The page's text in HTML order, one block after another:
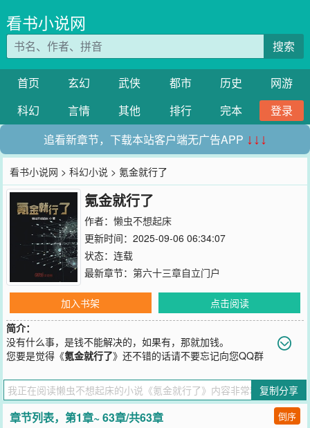
看书小说网
搜索
首页 玄幻 武侠 都市 历史
网游
科幻
言情 其他 排行 完本
登录
追看新章节，下载本站客户端无广告APP ↓↓↓
看书小说网 >科幻小说 > 氪金就行了
氪金就行了
作者： 懒虫不想起床
更新时间：2025-09-06 06:34:07
状态：连载
最新章节： 第六十三章自立门户
加入书架
点击阅读
简介：
没有什么事，是钱不能解决的，如果有，那就加钱。
您要是觉得《氪金就行了》还不错的话请不要忘记向您QQ群
复制分享
章节列表，第1章~ 63章/共63章 倒序